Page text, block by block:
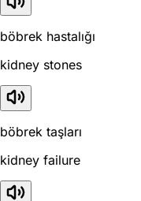
böbrek hastalığı
kidney stones
böbrek taşları
kidney failure